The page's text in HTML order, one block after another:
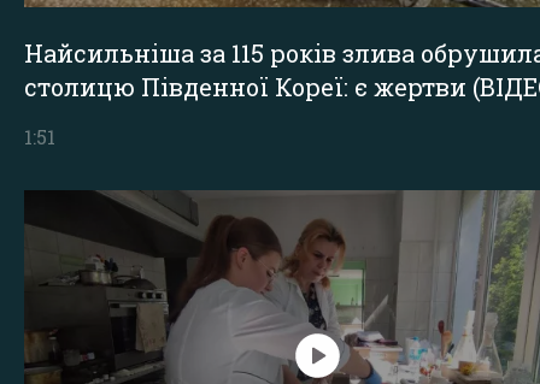
Найсильніша за 115 років злива
столицю Південної Кореї: є жертви
1:51